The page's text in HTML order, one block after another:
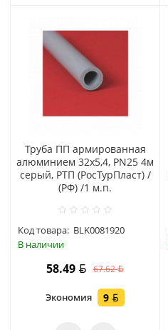
Труба ПП армированная
алюминием 32х5,4, PN25 4м
серый, РТП (РосТурПласт) /
(РФ) /1 м.п.
Код товара: BLK0081920
В наличии
58.49 67.62
Экономия 9